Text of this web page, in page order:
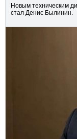
Новым техническим
стал Денис Былинин.